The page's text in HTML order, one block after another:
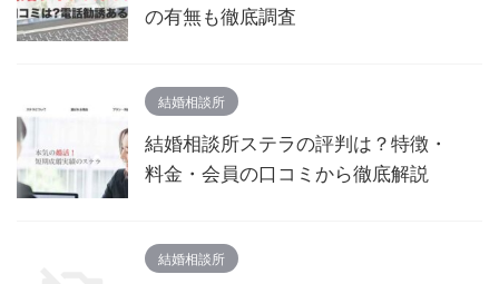
の有無も徹底調査
結婚相談所
結婚相談所ステラの評判は？特徴・
料金・会員の口コミから徹底解説
結婚相談所